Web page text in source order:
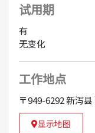
试用期
有
无变化
工作地点
〒949-6292 新泻
显示地图